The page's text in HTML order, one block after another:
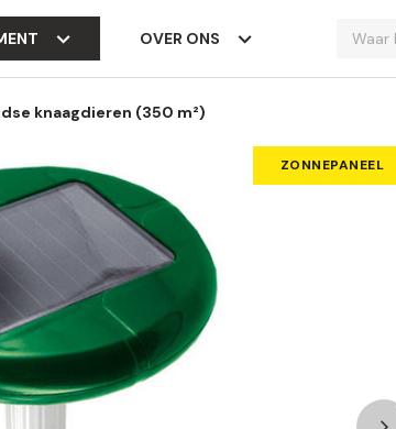
OVER ONS
knaagdieren (350 m²)
ZONNEPANEEL